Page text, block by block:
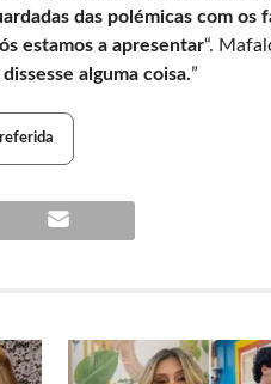
das polémicas com os
estamos a apresentar“.
alguma coisa.”